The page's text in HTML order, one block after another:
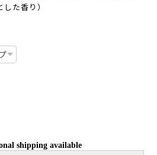
た香り）
shipping available